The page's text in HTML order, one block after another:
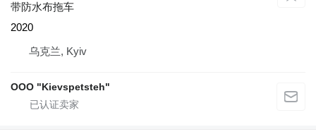
带防水布拖车
2020
乌克兰, Kyiv
OOO "Kievspetsteh"